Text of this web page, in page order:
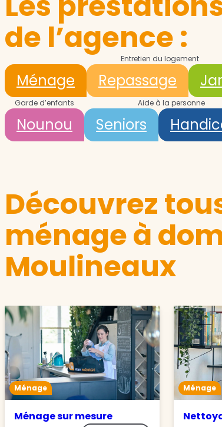
de l’agence :
Entretien du logement
Ménage Repassage
Garde d’enfants
Nounou
Aide à la personne
Seniors
Découvrez
ménage à
Moulineaux
Ménage
Ménage sur mesure
Ménage